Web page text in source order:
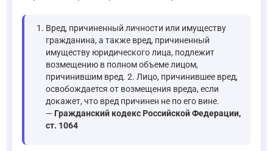
Вред, причиненный личности или имуществу
гражданина, а также вред, причиненный
имуществу юридического лица, подлежит
возмещению в полном объеме лицом,
причинившим вред. 2. Лицо, причинившее вред,
освобождается от возмещения вреда, если
докажет, что вред причинен не по его вине.
— Гражданский кодекс Российской Федерации,
ст. 1064